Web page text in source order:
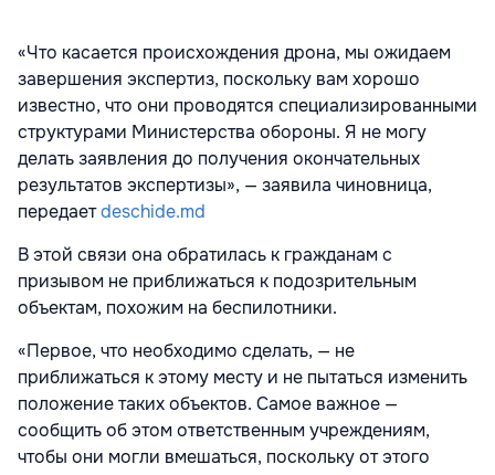
«Что касается происхождения дрона, мы ожидаем
завершения экспертиз, поскольку вам хорошо
известно, что они проводятся специализированными
структурами Министерства обороны. Я не могу
делать заявления до получения окончательных
результатов экспертизы», — заявила чиновница,
передаетdeschide.md
В этой связи она обратилась к гражданам с
призывом не приближаться к подозрительным
объектам, похожим на беспилотники.
«Первое, что необходимо сделать, — не
приближаться к этому месту и не пытаться изменить
положение таких объектов. Самое важное —
сообщить об этом ответственным учреждениям,
чтобы они могли вмешаться, поскольку от этого